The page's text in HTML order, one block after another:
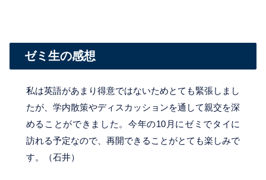
ゼミ生の感想
私は英語があまり得意ではないためとても緊張しまし
たが、学内散策やディスカッションを通して親交を深
めることができました。今年の10月にゼミでタイに
訪れる予定なので、再開できることがとても楽しみで
す。（石井）